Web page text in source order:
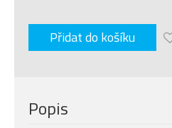
Přidat do košíku
Popis